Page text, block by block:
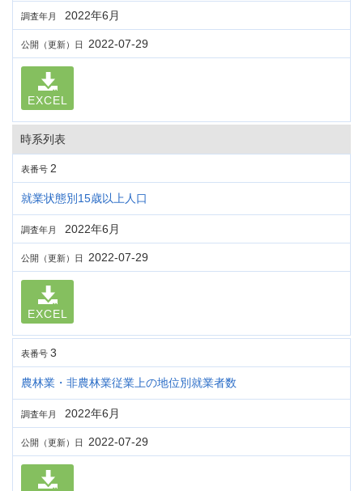
調査年月 2022年6月
公開（更新）日 2022-07-29
EXCEL
時系列表
表番号 2
就業状態別15歳以上人口
調査年月 2022年6月
公開（更新）日 2022-07-29
EXCEL
表番号 3
農林業・非農林業従業上の地位別就業者数
調査年月 2022年6月
公開（更新）日 2022-07-29